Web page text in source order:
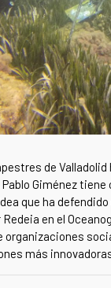
de
Giménez
que ha
en el
más